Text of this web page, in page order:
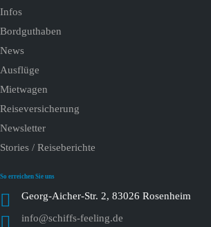
Infos
Bordguthaben
News
Ausflüge
Mietwagen
Reiseversicherung
Newsletter
Stories / Reiseberichte
So erreichen Sie uns
Georg-Aicher-Str. 2, 83026 Rosenheim
info@schiffs-feeling.de